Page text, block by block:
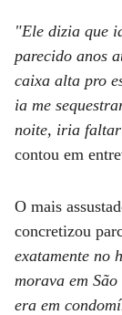
"Ele dizia que
parecido anos
caixa alta pro
ia me
noite, iria faltar
contou em
O mais
concretizou
exatamente no
morava em
era em